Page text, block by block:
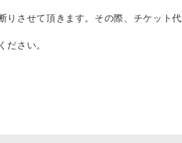
させて頂きます。その際、チケット代
さい。